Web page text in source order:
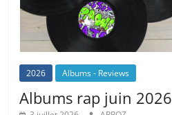
2026 Albums - Reviews
Albums rap juin 2026